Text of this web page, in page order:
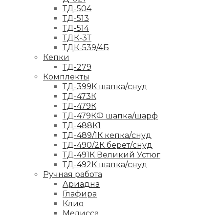
ТД-504
ТД-513
ТД-514
ТДК-3Т
ТДК-539/4Б
Кепки
ТД-279
Комплекты
ТД-399К шапка/снуд
ТД-473К
ТД-479К
ТД-479КФ шапка/шарф
ТД-488К1
ТД-489/1К кепка/снуд
ТД-490/2К берет/снуд
ТД-491К Великий Устюг
ТД-492К шапка/снуд
Ручная работа
Ариадна
Глафира
Клио